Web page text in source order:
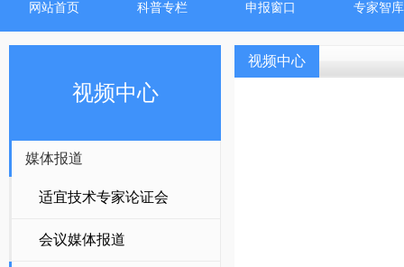
网站首页 科普专栏 申报窗口 专家智库
视频中心
媒体报道
适宜技术专家论证会
会议媒体报道
视频中心